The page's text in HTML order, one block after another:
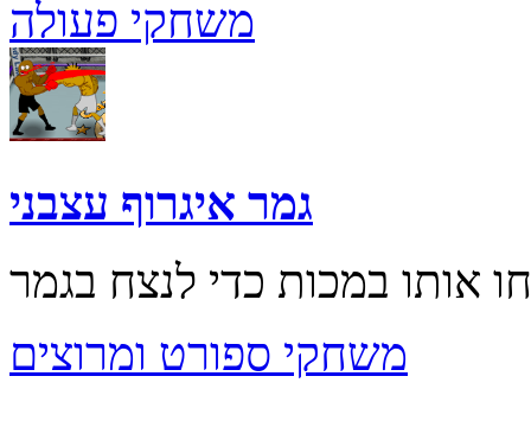
משחקי פעולה
גמר איגרוף עצבני
משחקי ספורט ומרוצים